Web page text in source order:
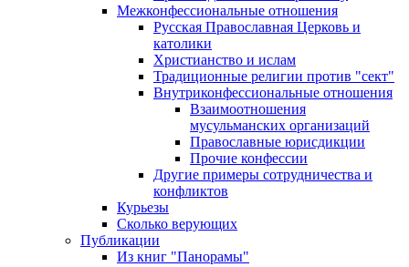
Межконфессиональные отношения
Русская Православная Церковь и
католики
Христианство и ислам
Традиционные религии против "сект"
Внутриконфессиональные отношения
Взаимоотношения
мусульманских организаций
Православные юрисдикции
Прочие конфессии
Другие примеры сотрудничества и
конфликтов
Курьезы
Сколько верующих
Публикации
Из книг "Панорамы"